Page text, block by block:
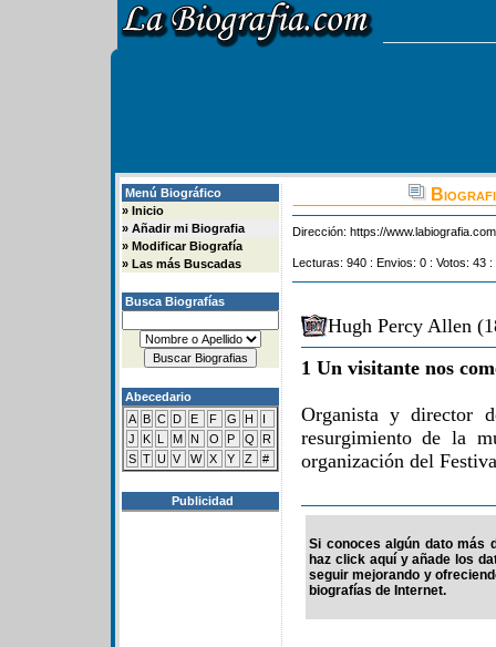
Menú Biográfico
» Inicio
» Añadir mi Biografia
» Modificar Biografía
» Las más Buscadas
Busca Biografías
Abecedario
A B C D E F G H
I
J
K L M N O P Q
R
S T U V W X Y Z #
Publicidad
Dirección: https://
Lecturas: 940 : Envios: 0 : Votos: 43
Hugh Percy Allen
1 Un visitante nos
Organista y director
resurgimiento de la
organización del
Si conoces algún dato más
haz click aquí y añade los
seguir mejorando y
biografías de Internet.